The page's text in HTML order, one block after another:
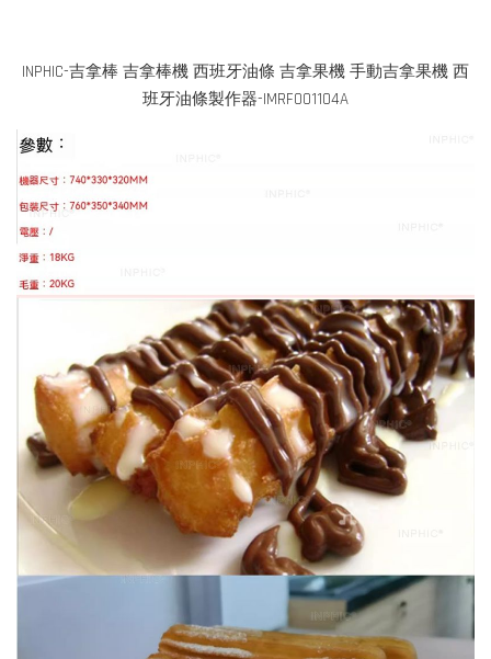
INPHIC-吉拿棒 吉拿棒機 西班牙油條 吉拿果機 手動吉拿果機 西
班牙油條製作器-IMRF001104A